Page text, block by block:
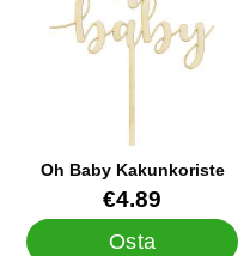
Oh Baby Kakunkoriste
Tuote.nro 20501
€4.89
Osta